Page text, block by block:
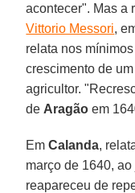
acontecer". Mas a
Vittorio Messori,
relata nos
crescimento de
agricultor.
de Aragão em
EmCalanda,
março de 1640,
reapareceu de